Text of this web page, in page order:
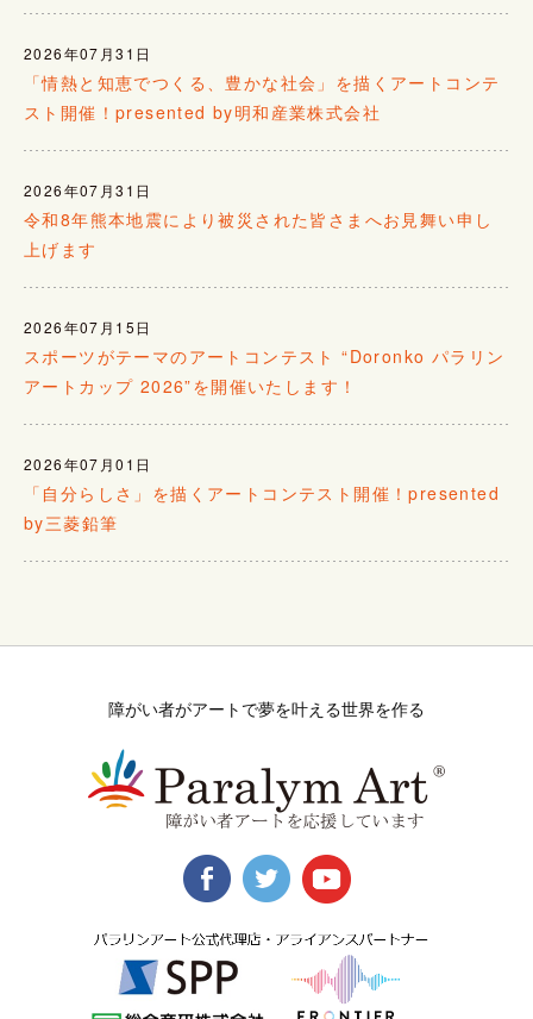
2026年07月31日
「情熱と知恵でつくる、豊かな社会」を描くアートコンテ
スト開催！presented by明和産業株式会社
2026年07月31日
令和8年熊本地震により被災された皆さまへお見舞い申し
上げます
2026年07月15日
スポーツがテーマのアートコンテスト “Doronko パラリン
アートカップ 2026”を開催いたします！
2026年07月01日
「自分らしさ」を描くアートコンテスト開催！presented
by三菱鉛筆
障がい者がアートで夢を叶える世界を作る